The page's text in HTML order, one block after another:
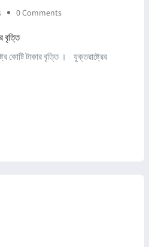
0 Comments
বৃত্তি
কোটি টাকার বৃত্তি । যুক্তরাষ্ট্রের